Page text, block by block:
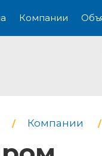
Компании
Компании